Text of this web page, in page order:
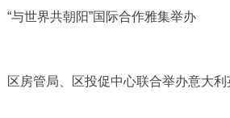
“与世界共朝阳”国际合作雅集举办